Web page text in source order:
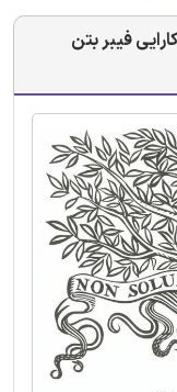
فیبر بتن